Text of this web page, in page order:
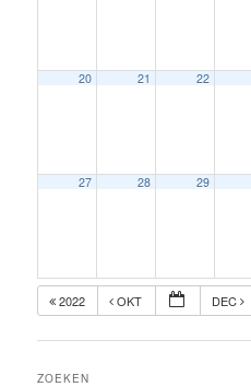
20 21 22
27 28 29
2022 OKT DEC
ZOEKEN